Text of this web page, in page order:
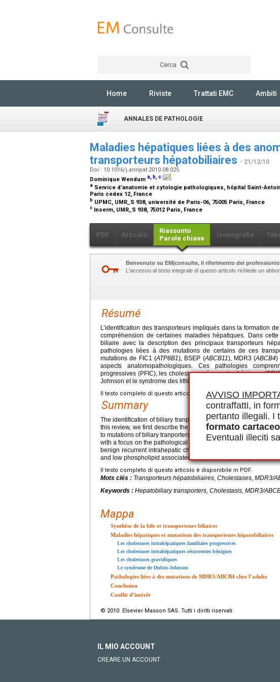
AVVISO
contraffatti, in
pertanto illegali. I
formato
Eventuali illeciti
Cerca
Home Riviste Trattati EMC Ambiti
ANNALES DE PATHOLOGIE
Maladies hépatiques liées à des
transporteurs hépatobiliaires - 21/12/10
Doi : 10.1016/j.annpat.2010.08.025
Dominique Wendum a, b,c
a Service d’anatomie et cytologie pathologiques, hôpital Saint-
Paris cedex 12, France
b UPMC, UMR_S 938, université de Paris-06, 75005 Paris, France
c Inserm, UMR_S 938, 75012 Paris, France
PDF Articolo
Riassunto
Parole chiave
Iconografia
Benvenuto su EM|consulte, il riferimento dei
L'accesso al testo integrale di questo articolo richiede un
Résumé
L’identification des transporteurs impliqués dans la formation
compréhension de certaines maladies hépatiques. Dans
biliaire avec la description des principaux transporteurs
pathologies liées à des mutations de certains de ces
mutations de FIC1 (ATP8B1), BSEP (ABCB11), MDR3 (ABCB4)
aspects anatomopathologiques. Ces pathologies
progressives (PFIC), les cholestases récurrentes bénignes
Johnson et le syndrome des lithiases de cholestérol chez l’adulte
Il testo completo di questo articolo è disponibile in PDF.
Summary
The identification of biliary tranporters has enhanced our
this review, we first describe the main hepatobiliary
to mutations of biliary tranporters (FIC1/ATP8B1 , BSEP/ABCB11,
with a focus on the pathological aspects. These diseases
benign recurrent intrahepatic cholestasis (BRIC), intrahepatic
and low phospholipid associated cholelithiasis (LPAC).
Il testo completo di questo articolo è disponibile in PDF.
Mots clés : Transporteurs hépatobiliaires, Cholestases, MDR3/
Keywords : Hepatobiliary transporters, Cholestasis, MDR3/
Mappa
Synthèse de la bile et transporteurs biliaires
Maladies hépatiques et mutations des transporteurs hépatobiliaires
Les cholestases intrahépatiques familiales progressives
Les cholestases intrahépatiques récurrentes bénignes
Les cholestases gravidiques
Le syndrome de Dubin-Johnson
Pathologies liées à des mutations de MDR3/ABCB4 chez l’adulte
Conclusion
Conflit d’intérêt
© 2010 Elsevier Masson SAS. Tutti i diritti riservati.
IL MIO ACCOUNT
CREARE UN ACCOUNT